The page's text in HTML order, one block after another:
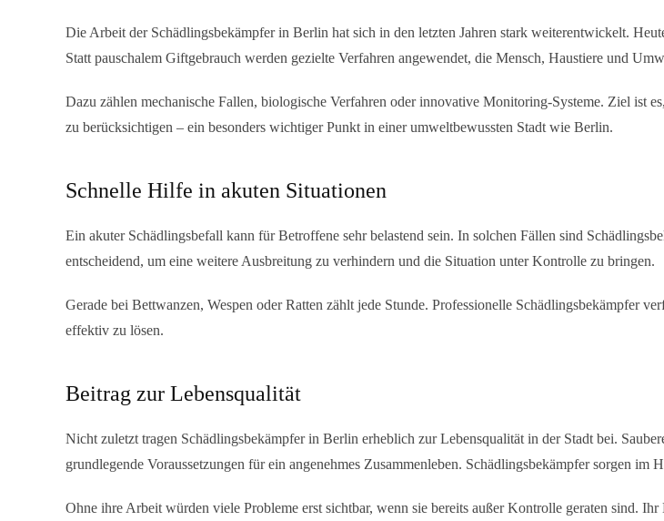
Die Arbeit der Schädlingsbekämpfer in Berlin hat sich in den letzten Jahren stark weiterentwickelt.
Statt pauschalem Giftgebrauch werden gezielte Verfahren angewendet, die Mensch, Haustiere und
Dazu zählen mechanische Fallen, biologische Verfahren oder innovative Monitoring-Systeme. Ziel ist
zu berücksichtigen – ein besonders wichtiger Punkt in einer umweltbewussten Stadt wie Berlin.
Schnelle Hilfe in akuten Situationen
Ein akuter Schädlingsbefall kann für Betroffene sehr belastend sein. In solchen Fällen sind
entscheidend, um eine weitere Ausbreitung zu verhindern und die Situation unter Kontrolle zu bringen.
Gerade bei Bettwanzen, Wespen oder Ratten zählt jede Stunde. Professionelle Schädlingsbekämpfer
effektiv zu lösen.
Beitrag zur Lebensqualität
Nicht zuletzt tragen Schädlingsbekämpfer in Berlin erheblich zur Lebensqualität in der Stadt bei.
grundlegende Voraussetzungen für ein angenehmes Zusammenleben. Schädlingsbekämpfer sorgen im
Ohne ihre Arbeit würden viele Probleme erst sichtbar, wenn sie bereits außer Kontrolle geraten sind.